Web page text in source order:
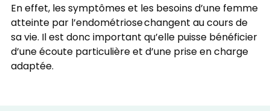
En effet, les symptômes et les besoins d’une femme
atteinte par l’endométriose changent au cours de
sa vie. Il est donc important qu’elle puisse bénéficier
d’une écoute particulière et d’une prise en charge
adaptée.